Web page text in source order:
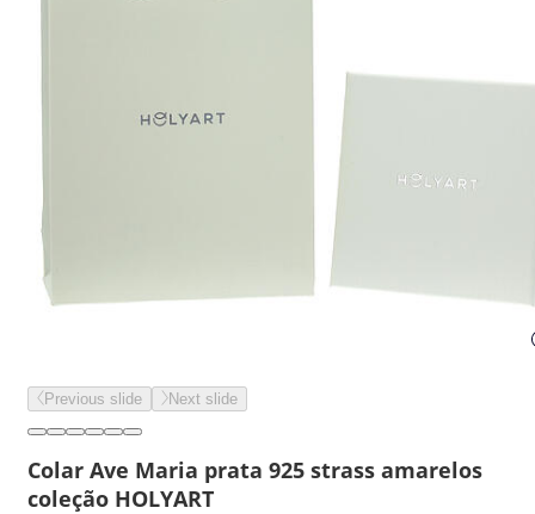
Previous slide Next slide
Colar Ave Maria prata 925 strass amarelos
coleção HOLYART